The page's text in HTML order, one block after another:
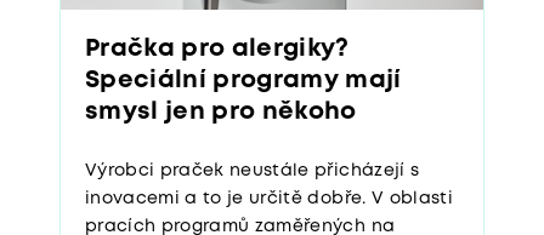
Pračka pro alergiky?
Speciální programy mají
smysl jen pro někoho
Výrobci praček neustále přicházejí s
inovacemi a to je určitě dobře. V oblasti
pracích programů zaměřených na